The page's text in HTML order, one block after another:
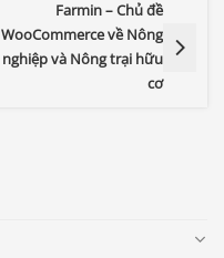
Farmin – Chủ đề
WooCommerce về Nông
nghiệp và Nông trại hữu
cơ